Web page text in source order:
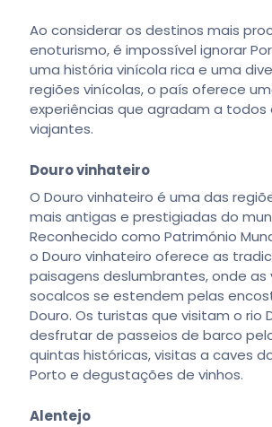
Ao considerar os destinos mais
enoturismo, é impossível ignorar
uma história vinícola rica e uma
regiões vinícolas, o país oferece
experiências que agradam a todos
viajantes.
Douro vinhateiro
O Douro vinhateiro é uma das
mais antigas e prestigiadas do
Reconhecido como Património
o Douro vinhateiro oferece as
paisagens deslumbrantes, onde as
socalcos se estendem pelas
Douro. Os turistas que visitam o rio
desfrutar de passeios de barco
quintas históricas, visitas a caves
Porto e degustações de vinhos.
Alentejo